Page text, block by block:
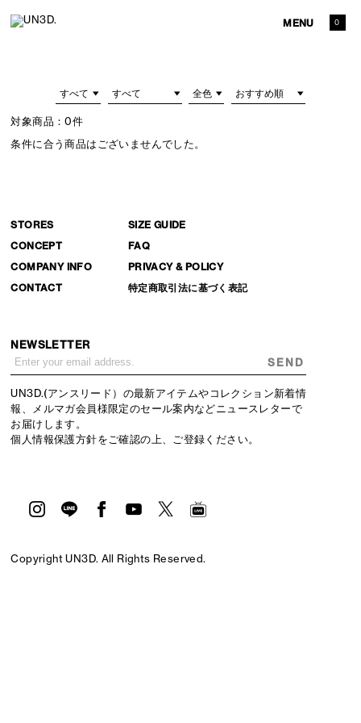
MENU 0
対象商品：0件
条件に合う商品はございませんでした。
STORES
CONCEPT
COMPANY INFO
CONTACT
SIZE GUIDE
FAQ
PRIVACY & POLICY
特定商取引法に基づく表記
NEWSLETTER
SEND
UN3D.(アンスリード）の最新アイテムやコレクション新着情
報、メルマガ会員様限定のセール案内などニュースレターで
お届けします。
個人情報保護方針をご確認の上、ご登録ください。
Copyright UN3D. All Rights Reserved.